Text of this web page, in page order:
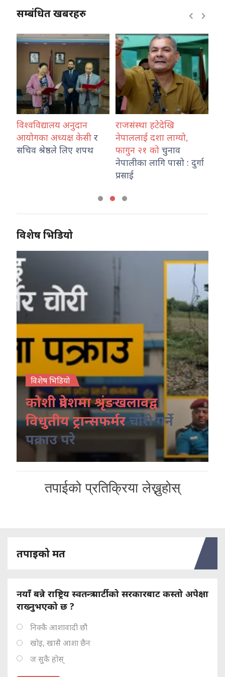
सम्बंधित खबरहरु
विश्वविद्यालय अनुदान
आयोगका अध्यक्ष केसी र
सचिव श्रेष्ठले लिए शपथ
राजसंस्था हटेदेखि
नेपाललाई दशा लाग्यो,
फागुन २१ को चुनाव
नेपालीका लागि पासो : दुर्गा
प्रसाई
विशेष भिडियो
विशेष भिडियो
कोशी प्रदेशमा श्रृंङखलावद्व
विधुतीय ट्रान्सफर्मरचोरी गर्ने
पक्राउ परे
तपाईको प्रतिक्रिया लेख्नुहोस्
तपाइको मत
नयाँ बन्ने राष्ट्रिय स्वतन्त्र पार्टीको सरकारबाट कस्तो अपेक्षा
राख्नुभएको छ ?
निक्कै आशावादी छौ
खोइ, खासै आशा छैन
ज सुकै होस्